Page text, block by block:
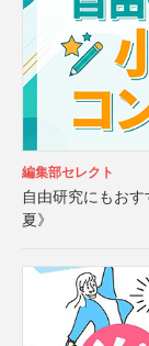
編集部セレクト
自由研究にもお
夏》